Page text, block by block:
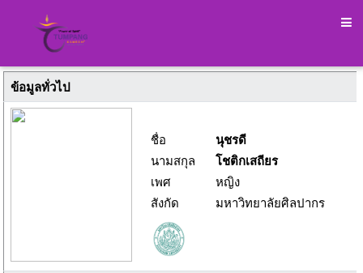
ข้อมูลทั่วไป
ชื่อ
นุชรดี
นามสกุล
โชติกเสถียร
เพศ
หญิง
สังกัด
มหาวิทยาลัยศิลปากร